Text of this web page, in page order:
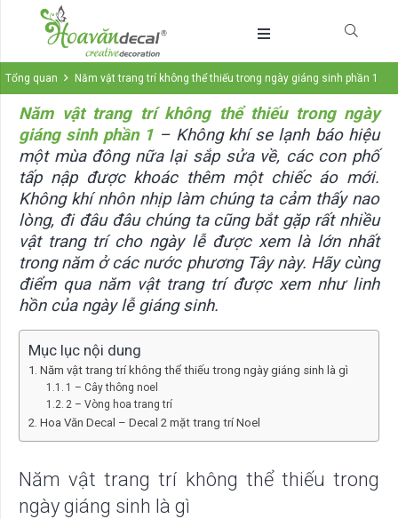
Tổng quan Năm vật trang trí không thể thiếu trong ngày giáng sinh phần 1
Năm vật trang trí không thể thiếu trong ngày
giáng sinh phần 1– Không khí se lạnh báo hiệu
một mùa đông nữa lại sắp sửa về, các con phố
tấp nập được khoác thêm một chiếc áo mới.
Không khí nhôn nhịp làm chúng ta cảm thấy nao
lòng, đi đâu đâu chúng ta cũng bắt gặp rất nhiều
vật trang trí cho ngày lễ được xem là lớn nhất
trong năm ở các nước phương Tây này. Hãy cùng
điểm qua năm vật trang trí được xem như linh
hồn của ngày lễ giáng sinh.
Mục lục nội dung
Năm vật trang trí không thể thiếu trong ngày giáng sinh là gì
1 – Cây thông noel
2 – Vòng hoa trang trí
Hoa Văn Decal – Decal 2 mặt trang trí Noel
Năm vật trang trí không thể thiếu trong
ngày giáng sinh là gì